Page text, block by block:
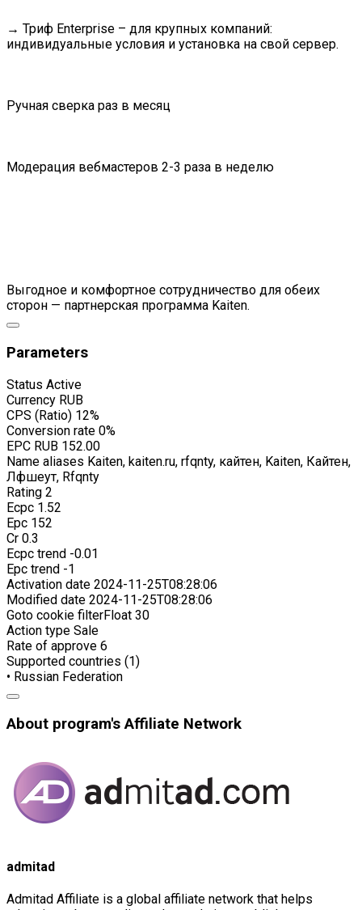
→ Триф Enterprise – для крупных компаний:
индивидуальные условия и установка на свой сервер.
Ручная сверка раз в месяц
Модерация вебмастеров 2-3 раза в неделю
Выгодное и комфортное сотрудничество для обеих
сторон — партнерская программа Kaiten.
Parameters
Status Active
Currency RUB
CPS (Ratio) 12%
Conversion rate 0%
EPC RUB 152.00
Name aliases Kaiten, kaiten.ru, rfqnty, кайтен, Kaiten, Кайтен,
Лфшеут, Rfqnty
Rating 2
Ecpc 1.52
Epc 152
Cr 0.3
Ecpc trend -0.01
Epc trend -1
Activation date 2024-11-25T08:28:06
Modified date 2024-11-25T08:28:06
Goto cookie filterFloat 30
Action type Sale
Rate of approve 6
Supported countries (1)
• Russian Federation
About program's Affiliate Network
admitad
Admitad Affiliate is a global affiliate network that helps